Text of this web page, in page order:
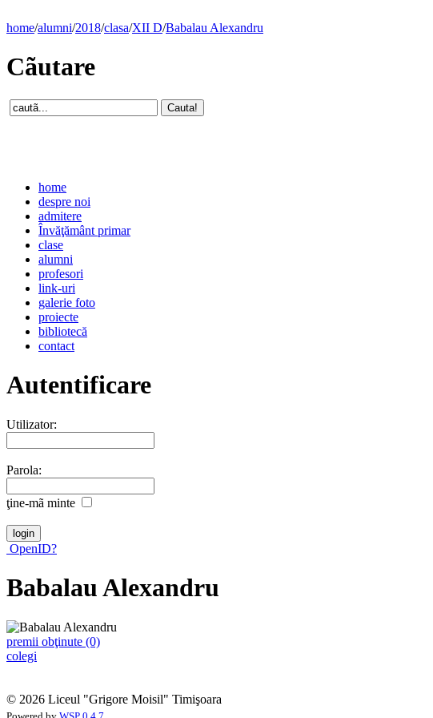
home/alumni/2018/clasa/XII D/Babalau Alexandru
Cãutare
home
despre noi
admitere
Învăţământ primar
clase
alumni
profesori
link-uri
galerie foto
proiecte
bibliotecă
contact
Autentificare
Utilizator:
Parola:
ţine-mã minte
OpenID?
Babalau Alexandru
premii obţinute (0)
colegi
© 2026 Liceul "Grigore Moisil" Timişoara